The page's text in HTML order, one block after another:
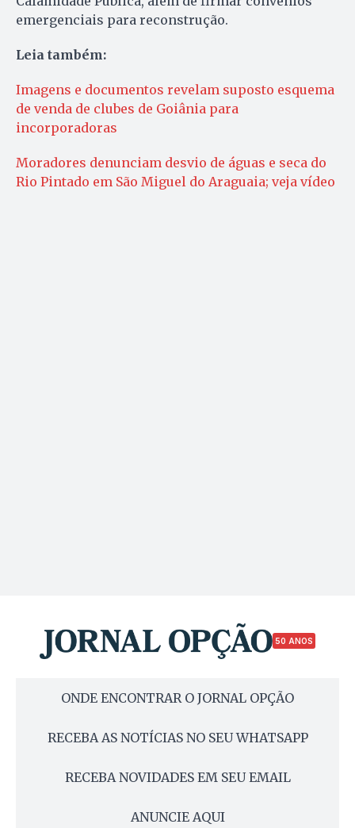
emergenciais para reconstrução.
Leia também:
Imagens e documentos revelam suposto esquema
de venda de clubes de Goiânia para
incorporadoras
Moradores denunciam desvio de águas e seca do
Rio Pintado em São Miguel do Araguaia; veja vídeo
50 ANOS
ONDE ENCONTRAR O JORNAL OPÇÃO
RECEBA AS NOTÍCIAS NO SEU WHATSAPP
RECEBA NOVIDADES EM SEU EMAIL
ANUNCIE AQUI